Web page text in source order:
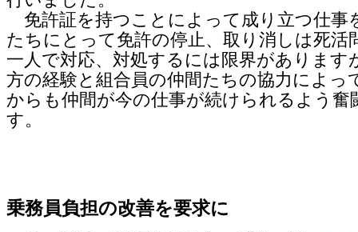
免許証を持つことによって成り立つ仕事
たちにとって免許の停止、取り消しは死活
一人で対応、対処するには限界があります
方の経験と組合員の仲間たちの協力によっ
からも仲間が今の仕事が続けられるよう奮
す。
乗務員負担の改善を要求に